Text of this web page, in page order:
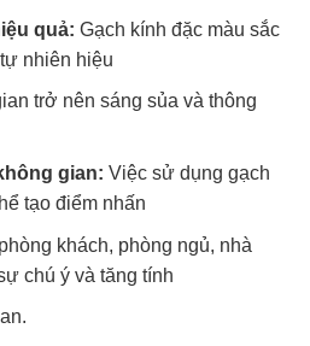
quả: Gạch kính đặc màu sắc
nhiên hiệu
trở nên sáng sủa và thông
gian: Việc sử dụng gạch
tạo điểm nhấn
khách, phòng ngủ, nhà
chú ý và tăng tính